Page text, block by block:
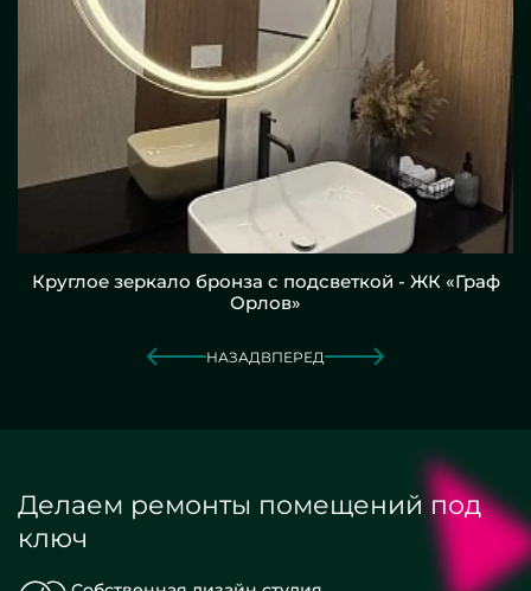
Круглое зеркало бронза с подсветкой - ЖК «Граф
Орлов»
НАЗАД ВПЕРЕД
Делаем ремонты помещений под
ключ